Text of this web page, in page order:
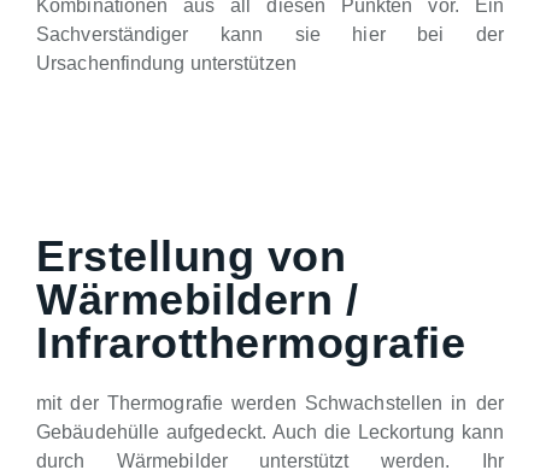
Kombinationen aus all diesen Punkten vor. Ein
Sachverständiger kann sie hier bei der
Ursachenfindung unterstützen
Erstellung von
Wärmebildern /
Infrarotthermografie
mit der Thermografie werden Schwachstellen in der
Gebäudehülle aufgedeckt. Auch die Leckortung kann
durch Wärmebilder unterstützt werden. Ihr